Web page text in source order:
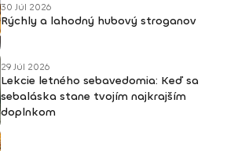
30 Júl 2026
Rýchly a lahodný hubový stroganov
29 Júl 2026
Lekcie letného sebavedomia: Keď sa
sebaláska stane tvojím najkrajším
doplnkom